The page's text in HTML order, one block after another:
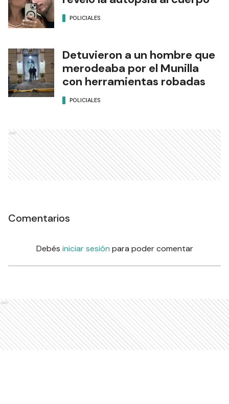
POLICIALES
Detuvieron a un hombre que
merodeaba por el Munilla
con herramientas robadas
POLICIALES
Ads
Comentarios
Debés iniciar sesión para poder comentar
Ads